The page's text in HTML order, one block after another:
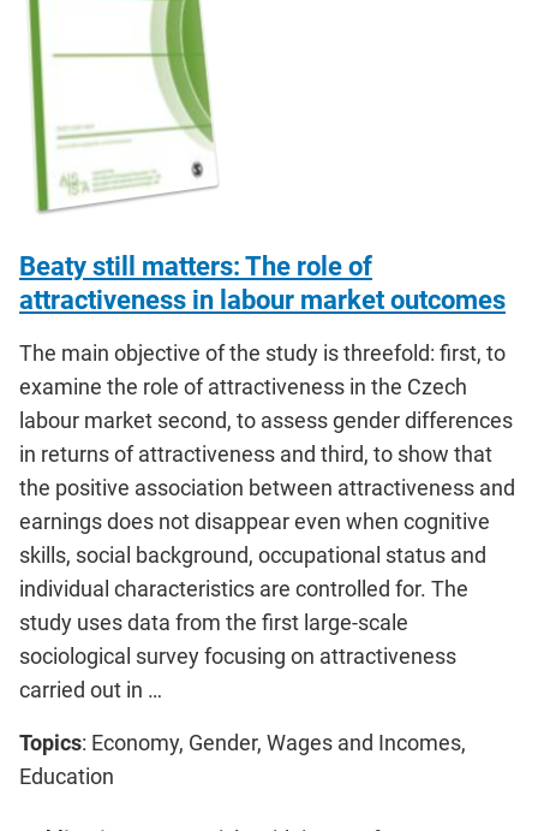
Beaty still matters: The role of
attractiveness in labour market outcomes
The main objective of the study is threefold: first, to
examine the role of attractiveness in the Czech
labour market second, to assess gender differences
in returns of attractiveness and third, to show that
the positive association between attractiveness and
earnings does not disappear even when cognitive
skills, social background, occupational status and
individual characteristics are controlled for. The
study uses data from the first large-scale
sociological survey focusing on attractiveness
carried out in …
Topics: Economy, Gender, Wages and Incomes,
Education